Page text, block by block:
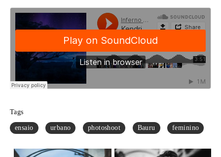
Tags
ensaio urbano photoshoot Bauru feminino